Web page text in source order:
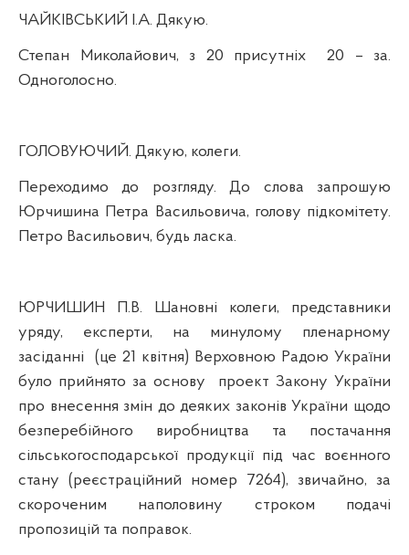
ЧАЙКІВСЬКИЙ І.А. Дякую.
Степан Миколайович, з 20 присутніх
20 – за.
Одноголосно.
ГОЛОВУЮЧИЙ. Дякую, колеги.
Переходимо до розгляду. До слова запрошую
Юрчишина Петра Васильовича, голову підкомітету.
Петро Васильович, будь ласка.
ЮРЧИШИН П.В. Шановні колеги, представники
уряду, експерти, на минулому пленарному
засіданні
(це 21 квітня) Верховною Радою України
було прийнято за основу
проект Закону України
про внесення змін до деяких законів України щодо
безперебійного виробництва та постачання
сільськогосподарської продукції під час воєнного
стану (реєстраційний номер 7264), звичайно, за
скороченим наполовину строком подачі
пропозицій та поправок.